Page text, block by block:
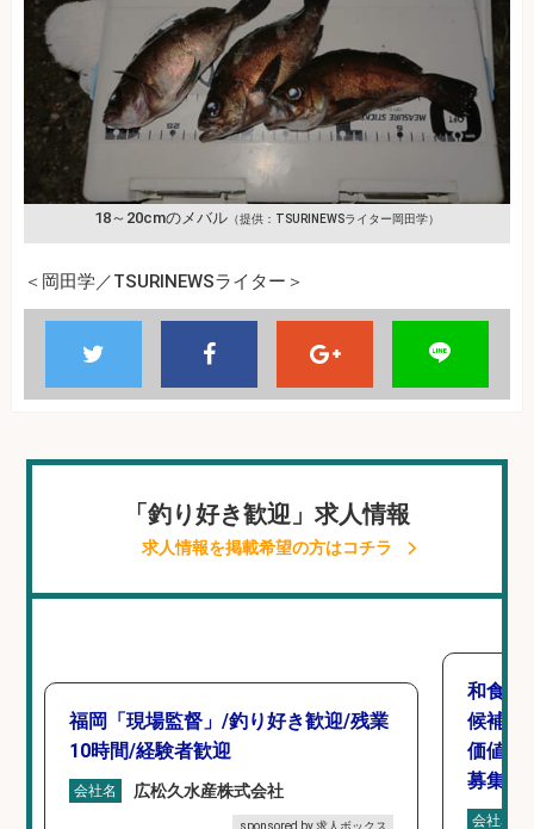
18～20cmのメバル （提供：TSURINEWSライター岡田学）
＜岡田学／TSURINEWSライター＞
「釣り好き歓迎」求人情報
求人情報を掲載希望の方はコチラ
福岡「現場監督」/釣り好き歓迎/残業
10時間/経験者歓迎
会社名 広松久水産株式会社
sponsored by 求人ボックス
和食,
候補/
価値を
募集
会社名